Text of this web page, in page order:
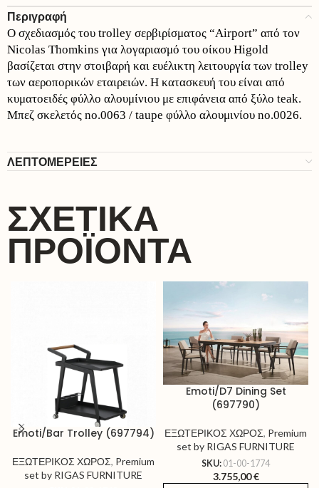
Περιγραφή
Ο σχεδιασμός του trolley σερβιρίσματος “Airport” από τον
Nicolas Thomkins για λογαριασμό του οίκου Higold
βασίζεται στην στοιβαρή και ευέλικτη λειτουργία των trolley
των αεροπορικών εταιρειών. Η κατασκευή του είναι από
κυματοειδές φύλλο αλουμίνιου με επιφάνεια από ξύλο teak.
Μπεζ σκελετός no.0063 / taupe φύλλο αλουμινίου no.0026.
ΛΕΠΤΟΜΕΡΕΙΕΣ
ΣΧΕΤΙΚΆ
ΠΡΟΪΌΝΤΑ
Emoti/Bar Trolley (697794)
ΕΞΩΤΕΡΙΚΟΣ ΧΩΡΟΣ, Premium
set by RIGAS FURNITURE
Emoti/D7 Dining Set
(697790)
ΕΞΩΤΕΡΙΚΟΣ ΧΩΡΟΣ, Premium
set by RIGAS FURNITURE
SKU: 01-00-1774
3.755,00€